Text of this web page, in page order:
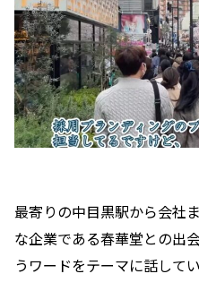
最寄りの中目黒駅から会社
な企業である春華堂との出
うワードをテーマに話して